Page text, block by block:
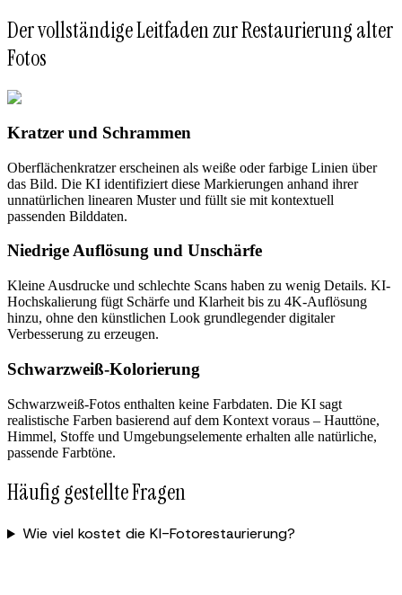
Der vollständige Leitfaden zur Restaurierung alter
Fotos
Kratzer und Schrammen
Oberflächenkratzer erscheinen als weiße oder farbige Linien über
das Bild. Die KI identifiziert diese Markierungen anhand ihrer
unnatürlichen linearen Muster und füllt sie mit kontextuell
passenden Bilddaten.
Niedrige Auflösung und Unschärfe
Kleine Ausdrucke und schlechte Scans haben zu wenig Details. KI-
Hochskalierung fügt Schärfe und Klarheit bis zu 4K-Auflösung
hinzu, ohne den künstlichen Look grundlegender digitaler
Verbesserung zu erzeugen.
Schwarzweiß-Kolorierung
Schwarzweiß-Fotos enthalten keine Farbdaten. Die KI sagt
realistische Farben basierend auf dem Kontext voraus – Hauttöne,
Himmel, Stoffe und Umgebungselemente erhalten alle natürliche,
passende Farbtöne.
Häufig gestellte Fragen
Wie viel kostet die KI-Fotorestaurierung?